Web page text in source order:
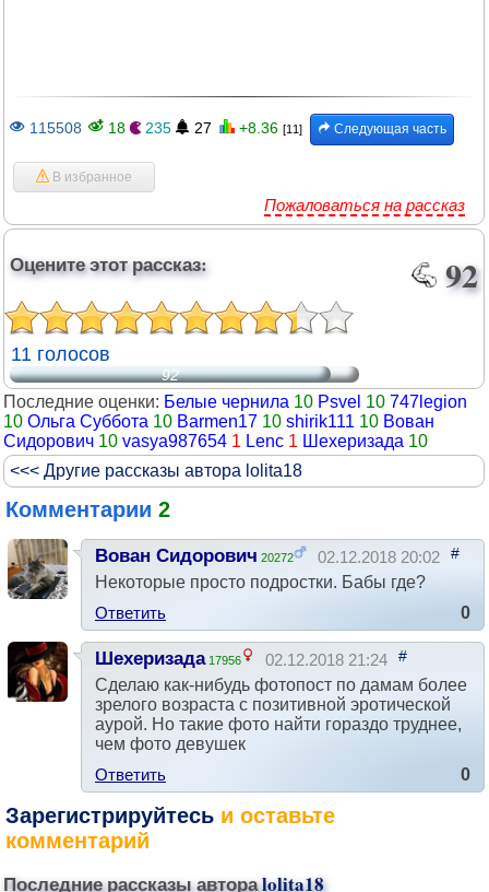
115508 18 235 27 +8.36 [11] Следующая часть
В избранное
Пожаловаться на рассказ
Оцените этот рассказ: 92
11 голосов
92
Последние оценки: Белые чернила 10 Psvel 10 747legion
10 Ольга Суббота 10 Barmen17 10 shirik111 10 Вован
Сидорович 10 vasya987654 1 Lenc 1 Шехеризада 10
<<< Другие рассказы автора lolita18
Комментарии 2
Вован Сидорович 20272 02.12.2018 20:02 #
Некоторые просто подростки. Бабы где?
Ответить
0
Шехеризада 17956 02.12.2018 21:24 #
Сделаю как-нибудь фотопост по дамам более
зрелого возраста с позитивной эротической
аурой. Но такие фото найти гораздо труднее,
чем фото девушек
Ответить
0
Зарегистрируйтесь и оставьте
комментарий
Последние рассказы автораlolita18